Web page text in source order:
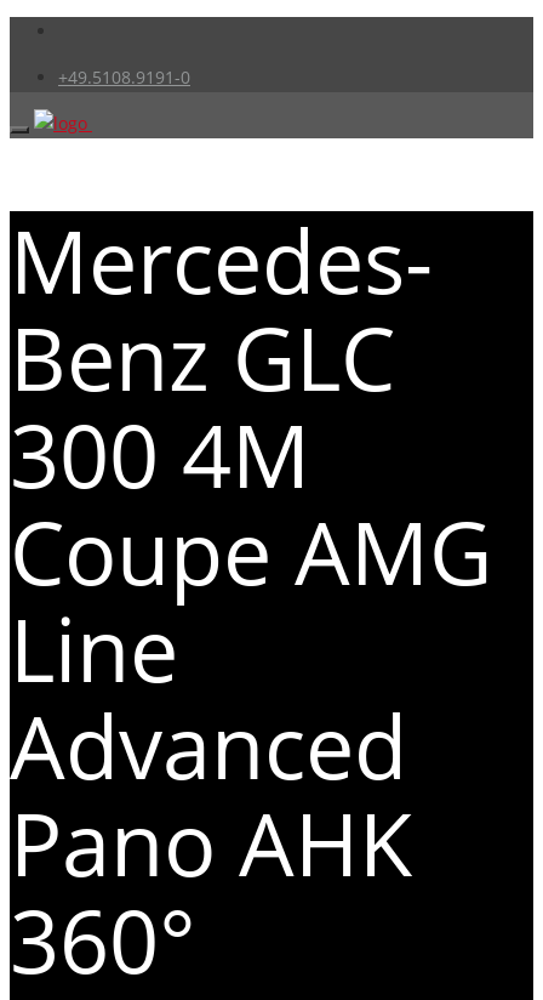
+49.5108.9191-0
Mercedes-
Benz GLC
300 4M
Coupe AMG
Line
Advanced
Pano AHK
360°